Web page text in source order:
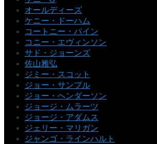
オールディーズ
ケニー・ドーハム
コートニー・パイン
コニー・エヴィンソン
サド・ジョーンズ
佐山雅弘
ジミー・スコット
ジョー・サンプル
ジョー・ヘンダーソン
ジョージ・ムラーツ
ジョージ・アダムス
ジェリー・マリガン
ジャンゴ・ラインハルト